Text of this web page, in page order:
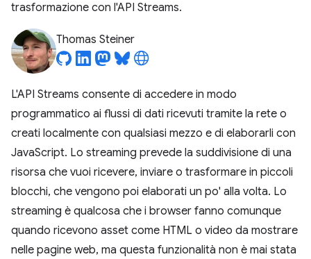
trasformazione con l'API Streams.
Thomas Steiner
L'API Streams consente di accedere in modo
programmatico ai flussi di dati ricevuti tramite la rete o
creati localmente con qualsiasi mezzo e di elaborarli con
JavaScript. Lo streaming prevede la suddivisione di una
risorsa che vuoi ricevere, inviare o trasformare in piccoli
blocchi, che vengono poi elaborati un po' alla volta. Lo
streaming è qualcosa che i browser fanno comunque
quando ricevono asset come HTML o video da mostrare
nelle pagine web, ma questa funzionalità non è mai stata